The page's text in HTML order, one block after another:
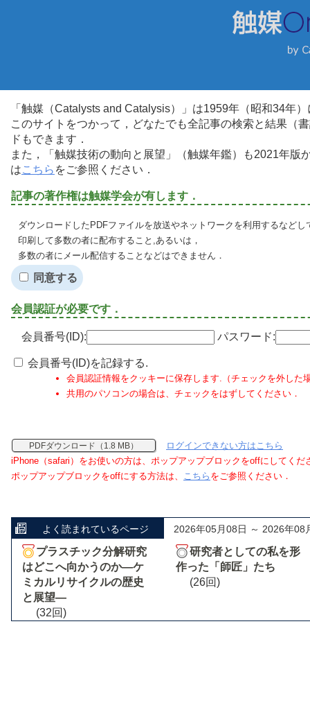
「触媒（Catalysts and Catalysis）」は1959年（昭和34年
このサイトをつかって，どなたでも全記事の検索と結果（
ドもできます．
また，「触媒技術の動向と展望」（触媒年鑑）も2021年
はこちら をご参照ください．
記事の著作権は触媒学会が有します．
ダウンロードしたPDFファイルを放送やネットワークを利用するなど
印刷して多数の者に配布すること,あるいは，
多数の者にメール配信することなどはできません．
同意する
会員認証が必要です．
会員番号(ID): パスワード:
会員番号(ID)を記録する.
会員認証情報をクッキーに保存します.（チェックを外した
共用のパソコンの場合は、チェックをはずしてください．
PDFダウンロード（1.8 MB）
ログインできない方はこちら
iPhone（safari）をお使いの方は、ポップアップブロックをoffにしてくだ
ポップアップブロックをoffにする方法は、 こちら をご参照ください．
よく読まれているページ 2026年05月08日 ～ 2026年08
プラスチック分解研究
はどこへ向かうのか―ケ
ミカルリサイクルの歴史
と展望―
(32回)
研究者としての私を形
作った「師匠」たち
(26回)